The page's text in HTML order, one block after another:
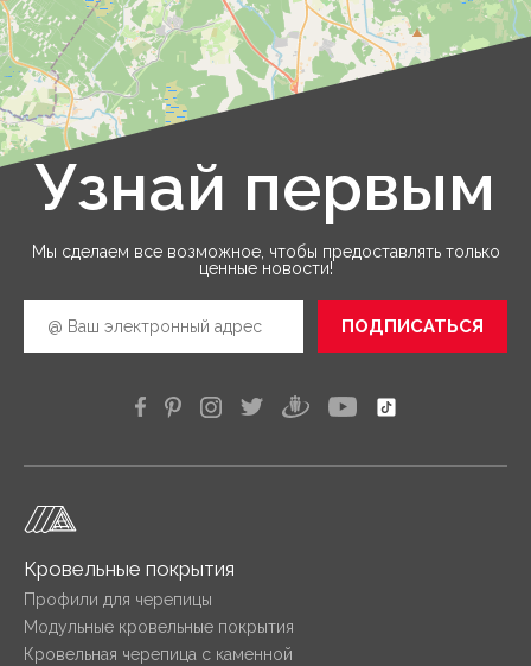
Узнай первым
Мы сделаем все возможное, чтобы предоставлять только
ценные новости!
ПОДПИСАТЬСЯ
Кровельные покрытия
Профили для черепицы
Модульные кровельные покрытия
Кровельная черепица с каменной